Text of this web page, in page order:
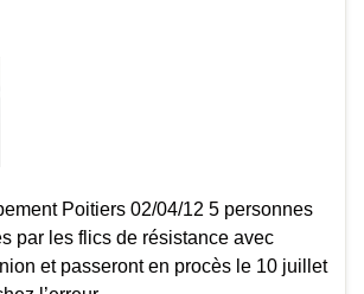
Poitiers 02/04/12 5 personnes
par les flics de résistance avec
et passeront en procès le 10 juillet